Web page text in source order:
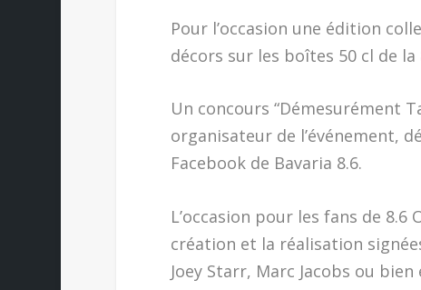
Pour l’occasion une édition
décors sur les boîtes 50 cl de
Un concours “Démesurément
organisateur de l’événement,
Facebook de Bavaria 8.6.
L’occasion pour les fans de
création et la réalisation
Joey Starr, Marc Jacobs ou